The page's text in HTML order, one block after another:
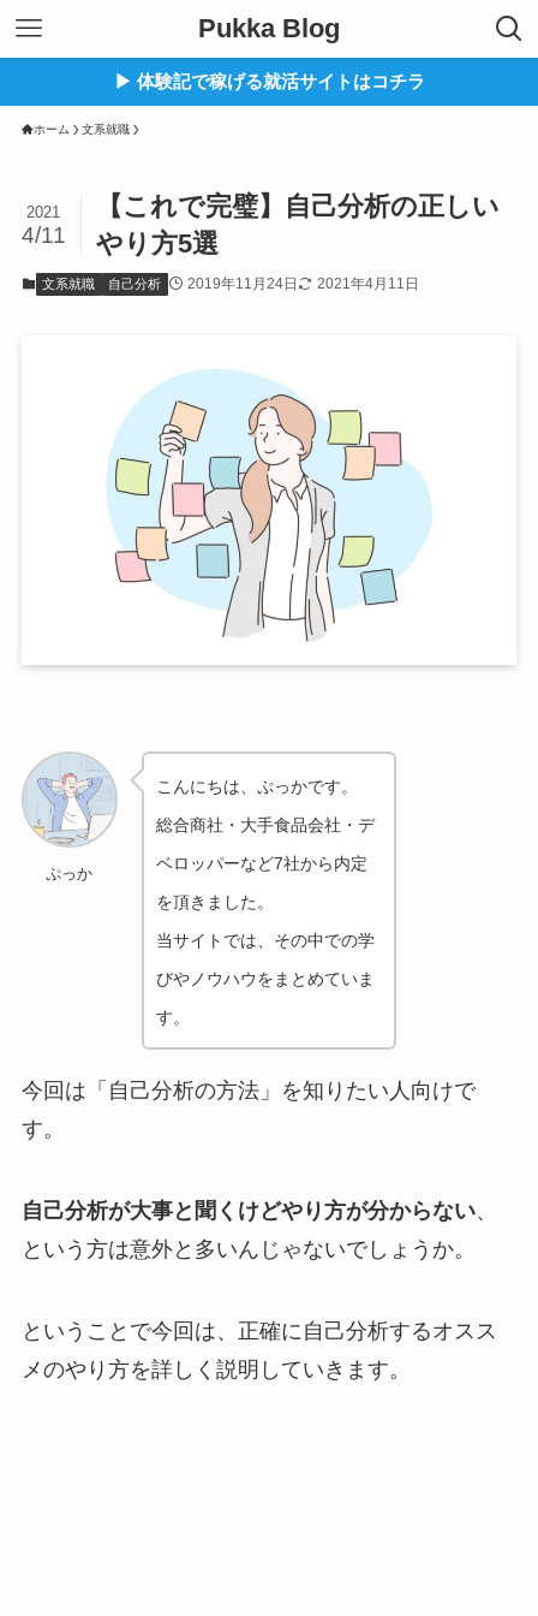
Pukka Blog
▶︎ 体験記で稼げる就活サイトはコチラ
ホーム 文系就職
【これで完璧】自己分析の正しい
やり方5選
2021
4/11
文系就職 自己分析 2019年11月24日 2021年4月11日
ぷっか
こんにちは、ぷっかです。
総合商社・大手食品会社・デ
ベロッパーなど7社から内定
を頂きました。
当サイトでは、その中での学
びやノウハウをまとめていま
す。
今回は「自己分析の方法」を知りたい人向けで
す。
自己分析が大事と聞くけどやり方が分からない、
という方は意外と多いんじゃないでしょうか。
ということで今回は、正確に自己分析するオスス
メのやり方を詳しく説明していきます。